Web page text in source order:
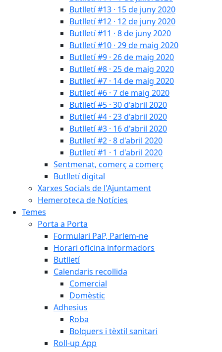
Butlletí #13 · 15 de juny 2020
Butlletí #12 · 12 de juny 2020
Butlletí #11 · 8 de juny 2020
Butlletí #10 · 29 de maig 2020
Butlletí #9 · 26 de maig 2020
Butlletí #8 · 25 de maig 2020
Butlletí #7 · 14 de maig 2020
Butlletí #6 · 7 de maig 2020
Butlletí #5 · 30 d'abril 2020
Butlletí #4 · 23 d'abril 2020
Butlletí #3 · 16 d'abril 2020
Butlletí #2 · 8 d'abril 2020
Butlletí #1 · 1 d'abril 2020
Sentmenat, comerç a comerç
Butlletí digital
Xarxes Socials de l'Ajuntament
Hemeroteca de Notícies
Temes
Porta a Porta
Formulari PaP, Parlem-ne
Horari oficina informadors
Butlletí
Calendaris recollida
Comercial
Domèstic
Adhesius
Roba
Bolquers i tèxtil sanitari
Roll-up App